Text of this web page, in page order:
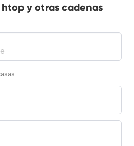
y otras cadenas